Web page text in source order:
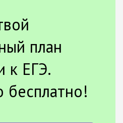
план
к ЕГЭ.
бесплатно!